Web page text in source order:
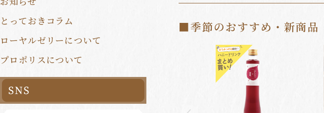
とっておきコラム
ローヤルゼリーについて
プロポリスについて
■季節のおすすめ・新商品